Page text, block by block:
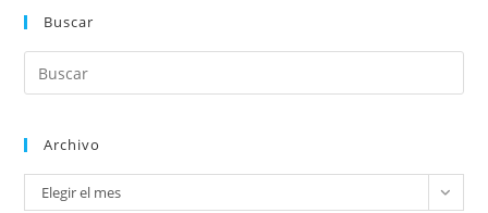
Buscar
Archivo
Elegir el mes